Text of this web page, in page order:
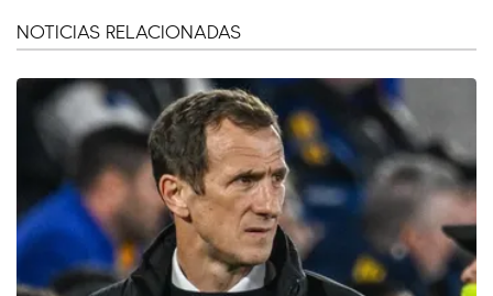
NOTICIAS RELACIONADAS